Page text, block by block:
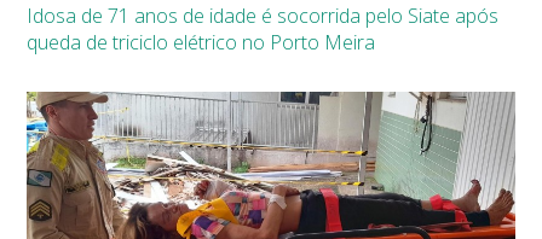
Idosa de 71 anos de idade é socorrida pelo Siate após
queda de triciclo elétrico no Porto Meira